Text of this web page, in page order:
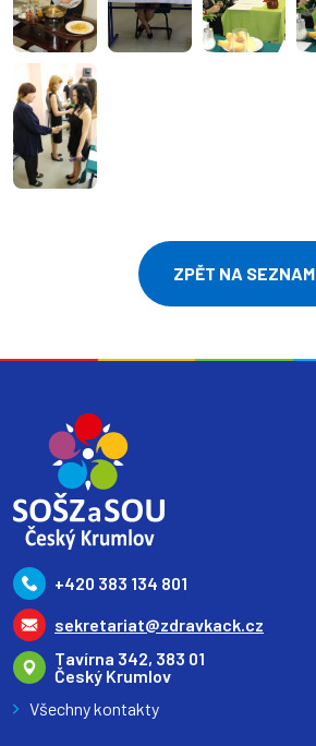
ZPĚT NA SEZNAM
+420 383 134 801
sekretariat@zdravkack.cz
Tavírna 342, 383 01
Český Krumlov
Všechny kontakty